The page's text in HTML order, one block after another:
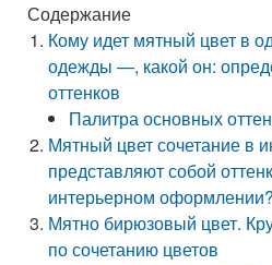
Содержание
Кому идет мятный цвет в
одежды —, какой он:
оттенков
Палитра основных
Мятный цвет сочетание в
представляют собой
интерьерном оформлении?
Мятно бирюзовый цвет.
по сочетанию цветов